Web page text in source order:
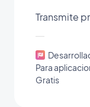
Transmite
Para
Gratis